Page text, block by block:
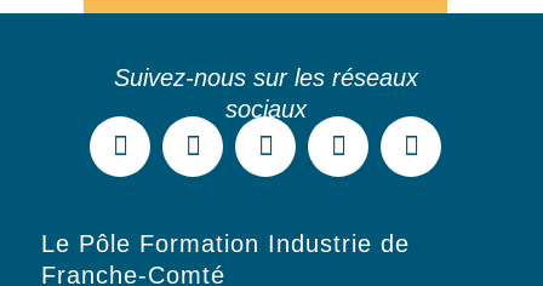
Le Pôle Formation Industrie de
Franche-Comté